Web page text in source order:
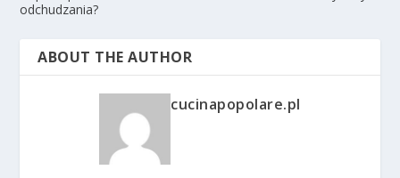
odchudzania?
ABOUT THE AUTHOR
cucinapopolare.pl